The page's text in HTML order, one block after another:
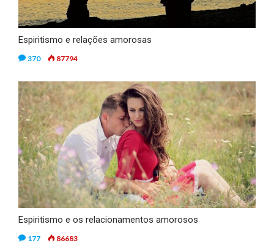
Espiritismo e relações amorosas
370 87794
Espiritismo e os relacionamentos amorosos
177 86683